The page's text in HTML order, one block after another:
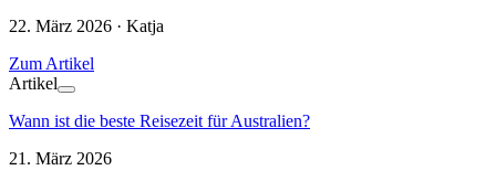
22. März 2026 · Katja
Zum Artikel
Artikel
Wann ist die beste Reisezeit für Australien?
21. März 2026